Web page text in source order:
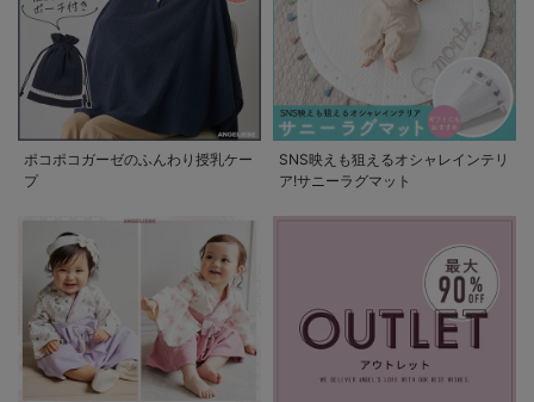
ポコポコガーゼのふんわり授乳ケー
プ
SNS映えも狙えるオシャレインテリ
ア!サニーラグマット